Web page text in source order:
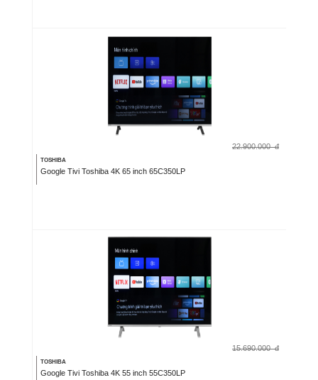
22.900.000 đ
TOSHIBA
Google Tivi Toshiba 4K 65 inch 65C350LP
15.690.000 đ
TOSHIBA
Google Tivi Toshiba 4K 55 inch 55C350LP